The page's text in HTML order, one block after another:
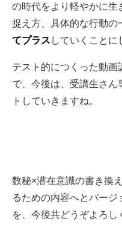
の時代をより軽やかに生
捉え方、具体的な行動の
てプラス していくことに
テスト的につくった動
で、今後は、受講生さん
トしていきますね。
数秘×潜在意識の書き換
るための内容へとバー
を、今後共どうぞよろし